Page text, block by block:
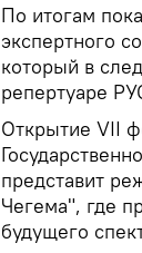
По итогам
экспертного
который в
репертуаре
Открытие VII
представит
Чегема", где
будущего